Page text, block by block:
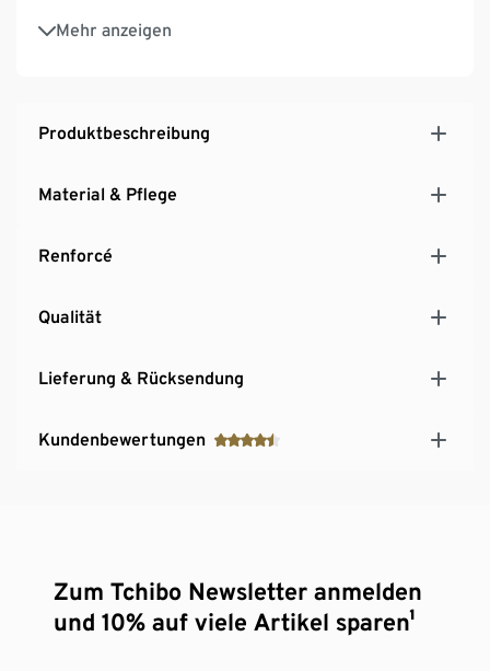
Mehr anzeigen
Strapazierfähig durch dicht gewebte Fasern
Temperaturausgleichend und saugfähig
Produktbeschreibung
Material & Pflege
Renforcé
Qualität
Lieferung & Rücksendung
Kundenbewertungen
Zum Tchibo Newsletter anmelden
und 10% auf viele Artikel sparen¹